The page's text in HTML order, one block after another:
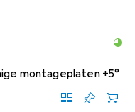
montageplaten +5°